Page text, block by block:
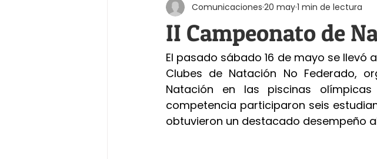
II Campeonato de
Comunicaciones 20 may1 min de lectura
El pasado sábado 16 de mayo se
Clubes de Natación No Federado,
Natación en las piscinas
competencia participaron seis
obtuvieron un destacado desempeño